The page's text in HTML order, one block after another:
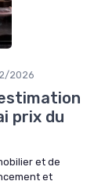
2026
prix du
et de
et